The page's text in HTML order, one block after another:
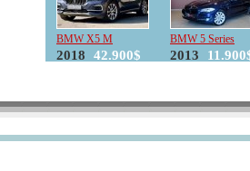
BMW X5 M
2018 42.900$
BMW 5 Series
2013